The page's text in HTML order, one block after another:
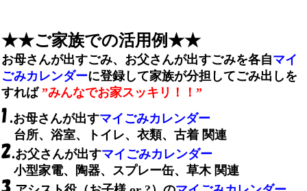
★★ご家族での活用例★★
お母さんが出すごみ、お父さんが出すごみを各自マイ
ごみカレンダーに登録して家族が分担してごみ出しを
すれば”みんなでお家スッキリ！！”
お母さんが出すマイごみカレンダー
台所、浴室、トイレ、衣類、古着 関連
お父さんが出すマイごみカレンダー
小型家電、陶器、スプレー缶、草木 関連